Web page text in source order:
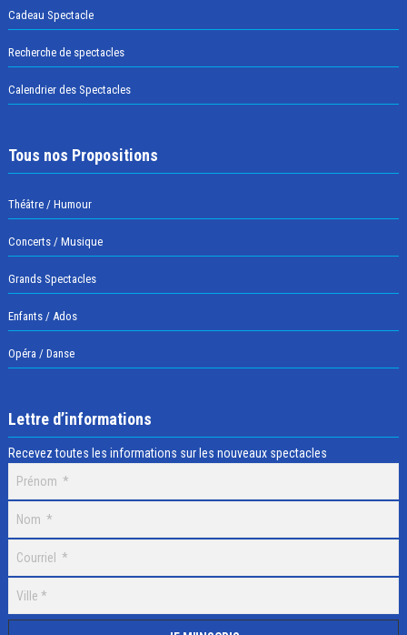
Cadeau Spectacle
Recherche de spectacles
Calendrier des Spectacles
Tous nos Propositions
Théâtre / Humour
Concerts / Musique
Grands Spectacles
Enfants / Ados
Opéra / Danse
Lettre d’informations
Recevez toutes les informations sur les nouveaux spectacles